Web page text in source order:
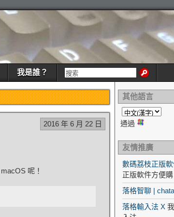
我是誰？
2016 年 6 月 22 日
呢！
其他語言
通過
友情推廣
數碼荔枝正版
正版軟件方便購
落格智聊 |
落格輸入法 X